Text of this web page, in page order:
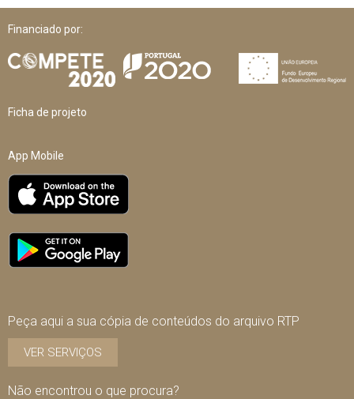
Financiado por:
Ficha de projeto
App Mobile
Peça aqui a sua cópia de conteúdos do arquivo RTP
VER SERVIÇOS
Não encontrou o que procura?